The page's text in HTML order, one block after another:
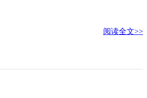
阅读全文>>